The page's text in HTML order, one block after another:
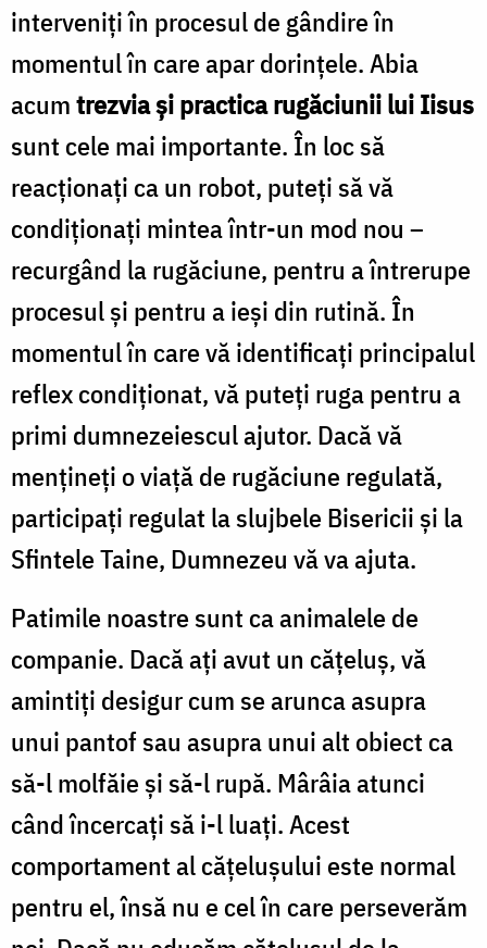
interveniţi în procesul de gândire în
momentul în care apar dorinţele. Abia
acumtrezvia şi practica rugăciunii lui Iisus
sunt cele mai importante. În loc să
reacţionaţi ca un robot, puteţi să vă
condiţionaţi mintea într-un mod nou –
recurgând la rugăciune, pentru a întrerupe
procesul şi pentru a ieși din rutină. În
momentul în care vă identificaţi principalul
reflex condiţionat, vă puteţi ruga pentru a
primi dumnezeiescul ajutor. Dacă vă
menţineţi o viaţă de rugăciune regulată,
participaţi regulat la slujbele Bisericii şi la
Sfintele Taine, Dumnezeu vă va ajuta.
Patimile noastre sunt ca animalele de
companie. Dacă aţi avut un căţeluş, vă
amintiţi desigur cum se arunca asupra
unui pantof sau asupra unui alt obiect ca
să-l molfăie şi să-l rupă. Mârâia atunci
când încercaţi să i-l luaţi. Acest
comportament al căţeluşului este normal
pentru el, însă nu e cel în care perseverăm